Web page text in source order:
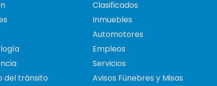
del tránsito
Clasificados
Inmuebles
Automotores
Empleos
Servicios
Avisos Fúnebres y Misas